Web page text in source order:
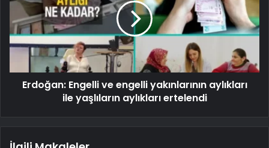
Erdoğan: Engelli ve engelli yakınlarının aylıkları
ile yaşlıların aylıkları ertelendi